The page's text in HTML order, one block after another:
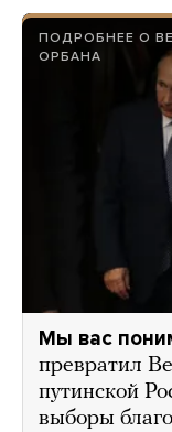
ПОДРОБНЕЕ О
ОРБАНА
Мы вас
превратил
путинской
выборы